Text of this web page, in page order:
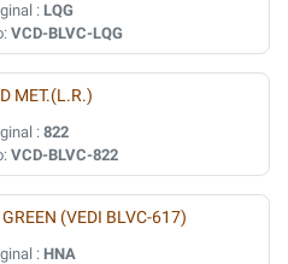
: LQG
VCD-BLVC-LQG
MET.(L.R.)
: 822
VCD-BLVC-822
(VEDI BLVC-617)
: HNA